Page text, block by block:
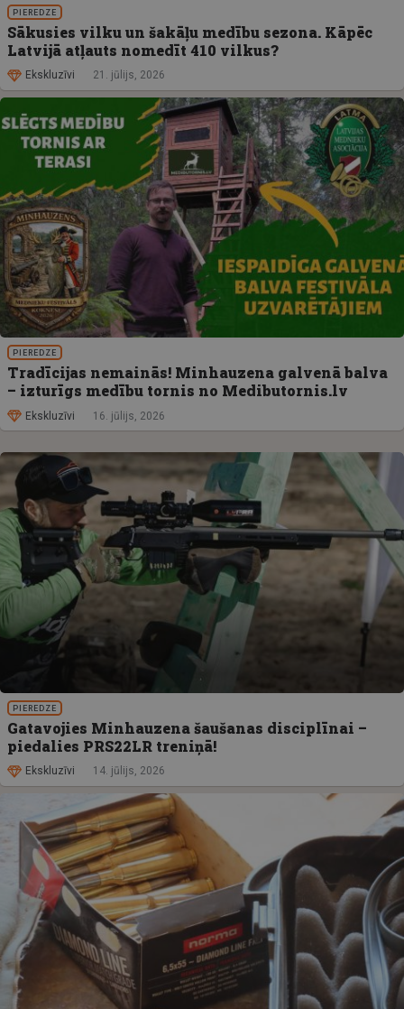
PIEREDZE
Sākusies vilku un šakāļu medību sezona. Kāpēc
Latvijā atļauts nomedīt 410 vilkus?
Ekskluzīvi 21. jūlijs, 2026
PIEREDZE
Tradīcijas nemainās! Minhauzena galvenā balva
– izturīgs medību tornis no Medibutornis.lv
Ekskluzīvi 16. jūlijs, 2026
PIEREDZE
Gatavojies Minhauzena šaušanas disciplīnai –
piedalies PRS22LR treniņā!
Ekskluzīvi 14. jūlijs, 2026